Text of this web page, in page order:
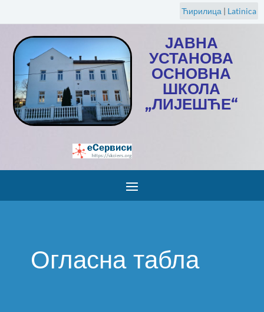
Ћирилица | Latinica
ЈАВНА
УСТАНОВА
ОСНОВНА
ШКОЛА
„ЛИЈЕШЋЕ“
Огласна табла